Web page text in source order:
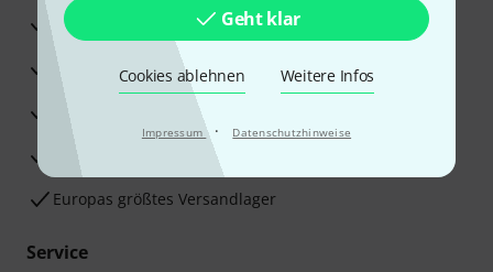
Geht klar
Cookies ablehnen Weitere Infos
Impressum · Datenschutzhinweise
30 Tage Money-Back-Garantie
Reparaturservice
Beratung durch Fachexperten
Zufriedenheitsgarantie
Europas größtes Versandlager
Service